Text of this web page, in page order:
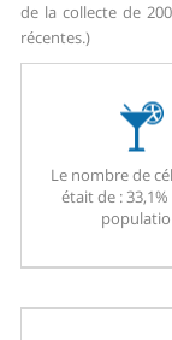
de la collecte de
récentes.)
Le nombre de
était de :